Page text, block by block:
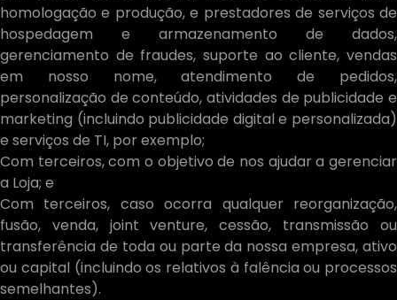
homologação e produção, e prestadores de serviços de
hospedagem e armazenamento de dados,
gerenciamento de fraudes, suporte ao cliente, vendas
em nosso nome, atendimento de pedidos,
personalização de conteúdo, atividades de publicidade e
marketing (incluindo publicidade digital e personalizada)
e serviços de TI, por exemplo;
Com terceiros, com o objetivo de nos ajudar a gerenciar
a Loja; e
Com terceiros, caso ocorra qualquer reorganização,
fusão, venda, joint venture, cessão, transmissão ou
transferência de toda ou parte da nossa empresa, ativo
ou capital (incluindo os relativos à falência ou processos
semelhantes).